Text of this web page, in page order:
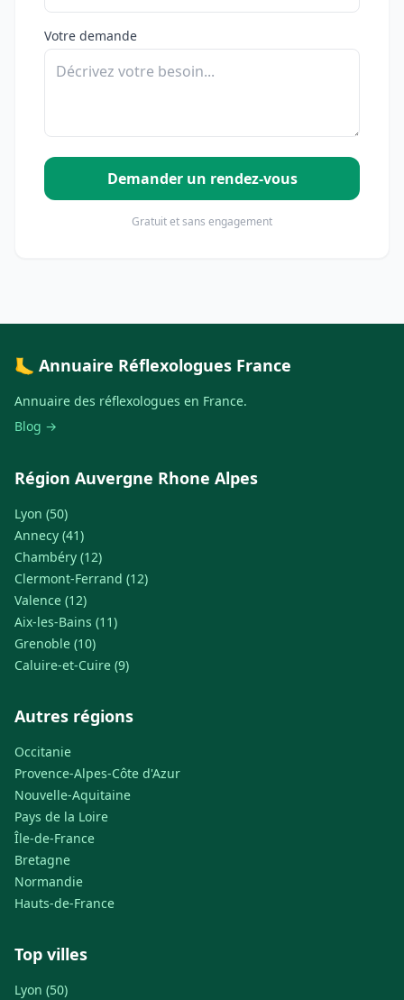
Votre demande
Demander un rendez-vous
Gratuit et sans engagement
🦶 Annuaire Réflexologues France
Annuaire des réflexologues en France.
Blog →
Région Auvergne Rhone Alpes
Lyon (50)
Annecy (41)
Chambéry (12)
Clermont-Ferrand (12)
Valence (12)
Aix-les-Bains (11)
Grenoble (10)
Caluire-et-Cuire (9)
Autres régions
Occitanie
Provence-Alpes-Côte d'Azur
Nouvelle-Aquitaine
Pays de la Loire
Île-de-France
Bretagne
Normandie
Hauts-de-France
Top villes
Lyon (50)